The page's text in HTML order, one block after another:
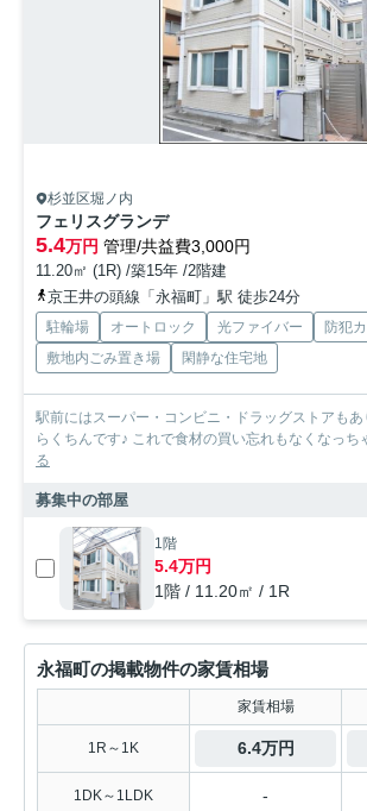
杉並区堀ノ内
フェリスグランデ
5.4万円 管理/共益費3,000円
11.20㎡ (1R) /築15年 /2階建
京王井の頭線「永福町」駅 徒歩24分
駐輪場 オートロック 光ファイバー
防犯
敷地内ごみ置き場
閑静な住宅地
駅前にはスーパー・コンビニ・ドラッグストアも
らくちんです♪ これで食材の買い忘れもなくなっち
る
募集中の部屋
1階
5.4万円
1階 / 11.20㎡ / 1R
永福町の掲載物件の家賃相場
家賃相場
1R～1K 6.4万円
1DK～1LDK -